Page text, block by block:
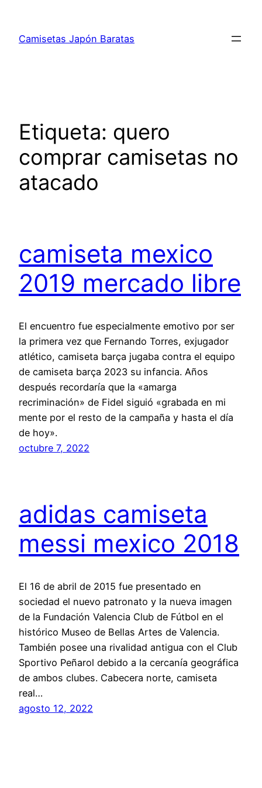
contenido
Camisetas Japón Baratas
Etiqueta: quero
comprar camisetas no
atacado
camiseta mexico
2019 mercado libre
El encuentro fue especialmente emotivo por ser
la primera vez que Fernando Torres, exjugador
atlético, camiseta barça jugaba contra el equipo
de camiseta barça 2023 su infancia. Años
después recordaría que la «amarga
recriminación» de Fidel siguió «grabada en mi
mente por el resto de la campaña y hasta el día
de hoy».
octubre 7, 2022
adidas camiseta
messi mexico 2018
El 16 de abril de 2015 fue presentado en
sociedad el nuevo patronato y la nueva imagen
de la Fundación Valencia Club de Fútbol en el
histórico Museo de Bellas Artes de Valencia.
También posee una rivalidad antigua con el Club
Sportivo Peñarol debido a la cercanía geográfica
de ambos clubes. Cabecera norte, camiseta
real…
agosto 12, 2022